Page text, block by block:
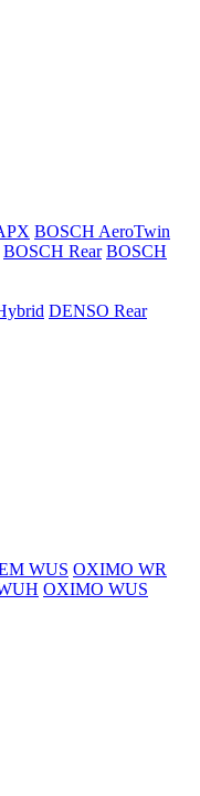
BOSCH AeroTwin
BOSCH Rear BOSCH
DENSO Rear
WUS OXIMO WR
OXIMO WUS